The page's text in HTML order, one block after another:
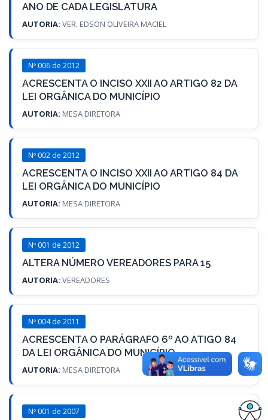
ANO DE CADA LEGISLATURA
AUTORIA: VER. EDSON OLIVEIRA MACIEL
Nº 006 de 2012
ACRESCENTA O INCISO XXII AO ARTIGO 82 DA
LEI ORGÂNICA DO MUNICÍPIO
AUTORIA: MESA DIRETORA
Nº 002 de 2012
ACRESCENTA O INCISO XXII AO ARTIGO 84 DA
LEI ORGÂNICA DO MUNICÍPIO
AUTORIA: MESA DIRETORA
Nº 001 de 2012
ALTERA NÚMERO VEREADORES PARA 15
AUTORIA: VEREADORES
Nº 004 de 2011
ACRESCENTA O PARÁGRAFO 6º AO ATIGO 84
DA LEI ORGÂNICA DO MUNICÍPIO
AUTORIA: MESA DIRETORA
Nº 001 de 2007